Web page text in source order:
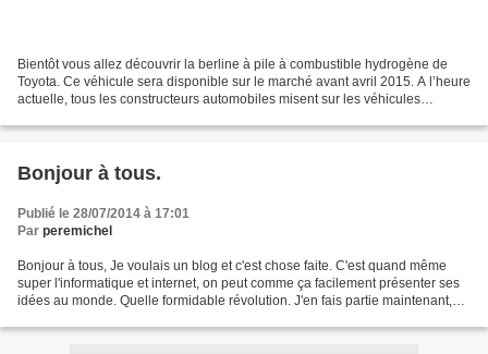
Bientôt vous allez découvrir la berline à pile à combustible hydrogène de
Toyota. Ce véhicule sera disponible sur le marché avant avril 2015. A l’heure
actuelle, tous les constructeurs automobiles misent sur les véhicules
Bonjour à tous.
Publié le 28/07/2014 à 17:01
Par peremichel
Bonjour à tous, Je voulais un blog et c'est chose faite. C'est quand même
super l'informatique et internet, on peut comme ça facilement présenter ses
idées au monde. Quelle formidable révolution. J'en fais partie maintenant,